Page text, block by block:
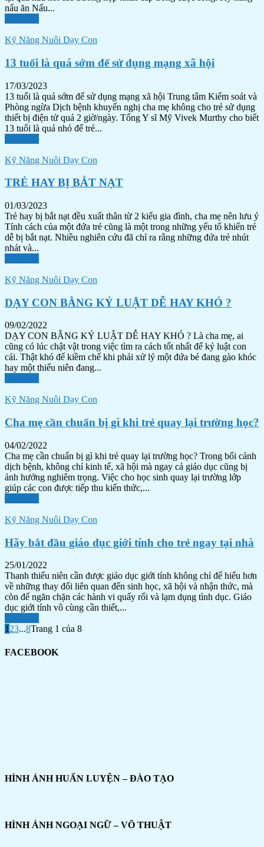
nấu ăn Nấu...
Kỹ Năng Nuôi Dạy Con
13 tuổi là quá sớm để sử dụng mạng xã hội
17/03/2023
13 tuổi là quá sớm để sử dụng mạng xã hội Trung tâm Kiểm soát và
Phòng ngừa Dịch bệnh khuyến nghị cha mẹ không cho trẻ sử dụng
thiết bị điện tử quá 2 giờ/ngày. Tổng Y sĩ Mỹ Vivek Murthy cho biết
13 tuổi là quá nhỏ để trẻ...
Kỹ Năng Nuôi Dạy Con
TRẺ HAY BỊ BẮT NẠT
01/03/2023
Trẻ hay bị bắt nạt đều xuất thân từ 2 kiểu gia đình, cha mẹ nên lưu ý
Tính cách của một đứa trẻ cũng là một trong những yếu tố khiến trẻ
dễ bị bắt nạt. Nhiều nghiên cứu đã chỉ ra rằng những đứa trẻ nhút
nhát và...
Kỹ Năng Nuôi Dạy Con
DẠY CON BẰNG KỶ LUẬT DỄ HAY KHÓ ?
09/02/2022
DẠY CON BẰNG KỶ LUẬT DỄ HAY KHÓ ? Là cha mẹ, ai
cũng có lúc chật vật trong việc tìm ra cách tốt nhất để kỷ luật con
cái. Thật khó để kiềm chế khi phải xử lý một đứa bé đang gào khóc
hay một thiếu niên đang...
Kỹ Năng Nuôi Dạy Con
Cha mẹ cần chuẩn bị gì khi trẻ quay lại trường học?
04/02/2022
Cha mẹ cần chuẩn bị gì khi trẻ quay lại trường học? Trong bối cảnh
dịch bệnh, không chỉ kinh tế, xã hội mà ngay cả giáo dục cũng bị
ảnh hưởng nghiêm trọng. Việc cho học sinh quay lại trường lớp
giúp các con được tiếp thu kiến thức,...
Kỹ Năng Nuôi Dạy Con
Hãy bắt đầu giáo dục giới tính cho trẻ ngay tại nhà
25/01/2022
Thanh thiếu niên cần được giáo dục giới tính không chỉ để hiểu hơn
về những thay đổi liên quan đến sinh học, xã hội và nhận thức, mà
còn để ngăn chặn các hành vi quấy rối và lạm dụng tình dục. Giáo
dục giới tính vô cùng cần thiết,...
1 23...8Trang 1 của 8
FACEBOOK
HÌNH ẢNH HUẤN LUYỆN – ĐÀO TẠO
HÌNH ẢNH NGOẠI NGỮ – VÕ THUẬT